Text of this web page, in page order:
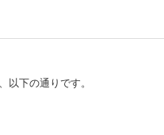
下の通りです。